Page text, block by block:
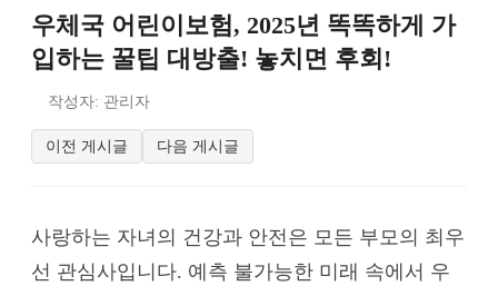
우체국 어린이보험, 2025년 똑똑하게 가
입하는 꿀팁 대방출! 놓치면 후회!
작성자: 관리자
이전 게시글 다음 게시글
사랑하는 자녀의 건강과 안전은 모든 부모의 최우
선 관심사입니다. 예측 불가능한 미래 속에서 우